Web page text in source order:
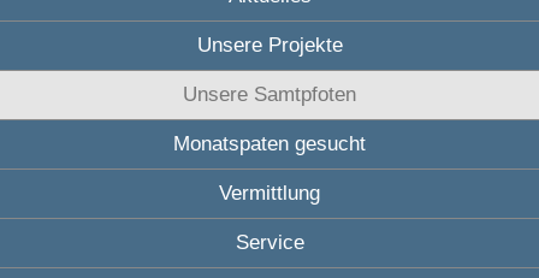
Unsere Projekte
Unsere Samtpfoten
Monatspaten gesucht
Vermittlung
Service